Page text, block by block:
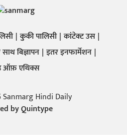
कुकी पालिसी कांटेक्ट उस
बिज्ञापन इतर इनफार्मेशन
ऑफ़ एथिक्स
Sanmarg Hindi Daily
byQuintype